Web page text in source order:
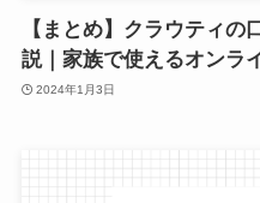
【まとめ】クラウティ
説｜家族で使えるオンラ
2024年1月3日